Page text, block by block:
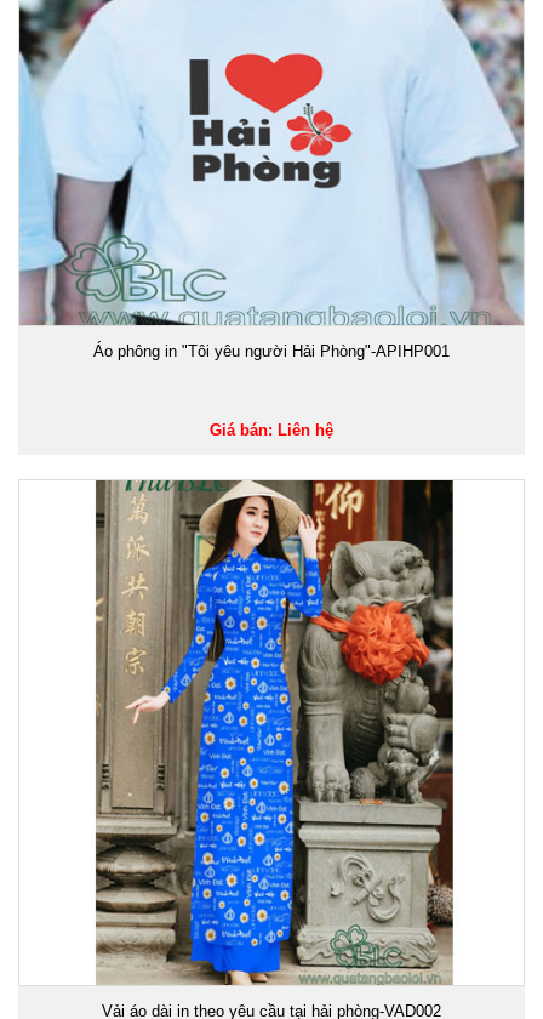
Áo phông in "Tôi yêu người Hải Phòng"-APIHP001
Giá bán: Liên hệ
Vải áo dài in theo yêu cầu tại hải phòng-VAD002